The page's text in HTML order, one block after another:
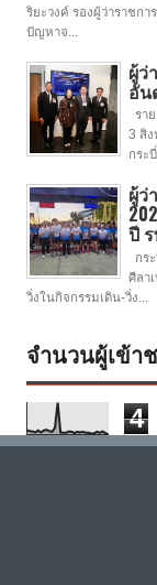
ริยะวงค์ รองผู้ว่าราชก
ปัญหาจ...
ผู้ว่
อัน
รา
3 สิง
กระ
ผู้ว่
ปี
กร
ศีลา
วิ่งในกิจกรรมเดิน-วิ่ง...
จำนวนผู้เข้า
4